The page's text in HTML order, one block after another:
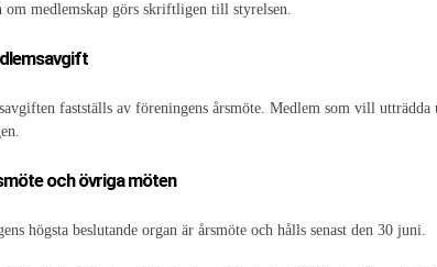
om medlemskap görs skriftligen till styrelsen.
fastställs av föreningens årsmöte. Medlem som vill
och övriga möten
högsta beslutande organ är årsmöte och hålls senast den 30 juni.